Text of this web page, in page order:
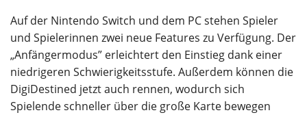
Auf der Nintendo Switch und dem PC stehen Spieler
und Spielerinnen zwei neue Features zu Verfügung. Der
„Anfängermodus” erleichtert den Einstieg dank einer
niedrigeren Schwierigkeitsstufe. Außerdem können die
DigiDestined jetzt auch rennen, wodurch sich
Spielende schneller über die große Karte bewegen